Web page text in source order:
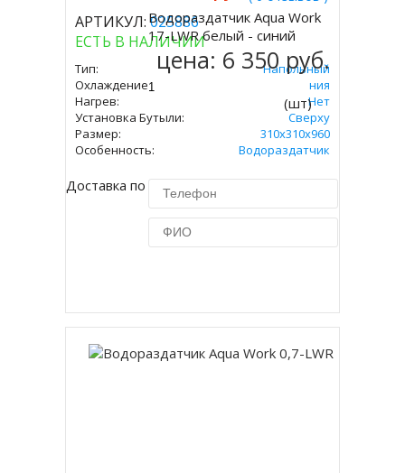
АРТИКУЛ:025886
ЕСТЬ В НАЛИЧИИ
Тип:
Напольный
Охлаждение:
Без Охлаждения
Нагрев:
Нет
Установка Бутыли:
Сверху
Размер:
310х310х960
Особенность:
Водораздатчик
Доставка по Москве 450 руб.
Купить
Водораздатчик Aqua Work
17-LWR белый - синий
цена: 6 350 руб.
(шт)